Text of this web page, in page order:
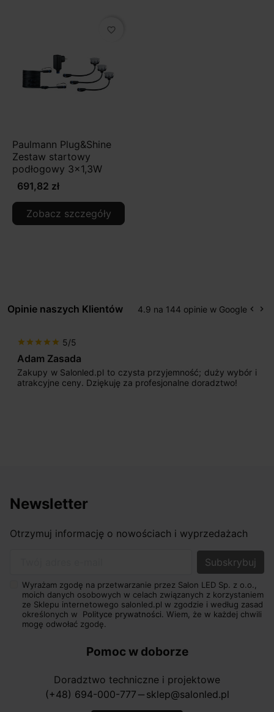
favorite_border
Paulmann Plug&Shine
Zestaw startowy
podłogowy 3x1,3W
691,82 zł
Zobacz szczegóły
Opinie naszych Klientów 4.9 na 144 opinie w Google keyboard_arrow_left keyboard_arrow_right
star star star star star 5/5
Adam Zasada
Zakupy w Salonled.pl to czysta przyjemność; duży wybór i
atrakcyjne ceny. Dziękuję za profesjonalne doradztwo!
Newsletter
Otrzymuj informację o nowościach i wyprzedażach
Wyrażam zgodę na przetwarzanie przez Salon LED Sp. z o.o.,
moich danych osobowych w celach związanych z korzystaniem
ze Sklepu internetowego salonled.pl w zgodzie i według zasad
określonych w Polityce prywatności. Wiem, że w każdej chwili
mogę odwołać zgodę.
Pomoc w doborze
Doradztwo techniczne i projektowe
(+48) 694-000-777 horizontal_rule sklep@salonled.pl